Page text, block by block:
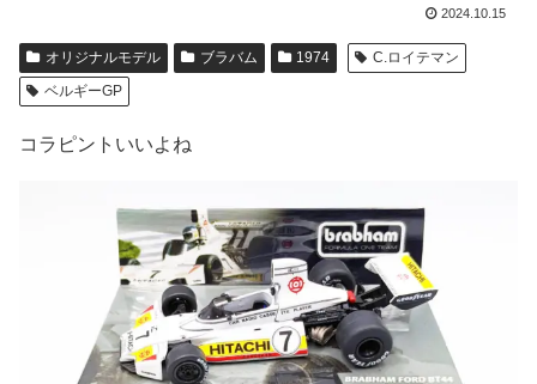
2024.10.15
オリジナルモデル ブラバム 1974
C.ロイテマン
ベルギーGP
コラピントいいよね